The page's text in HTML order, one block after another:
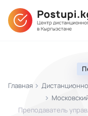
Главная
Преподаватель